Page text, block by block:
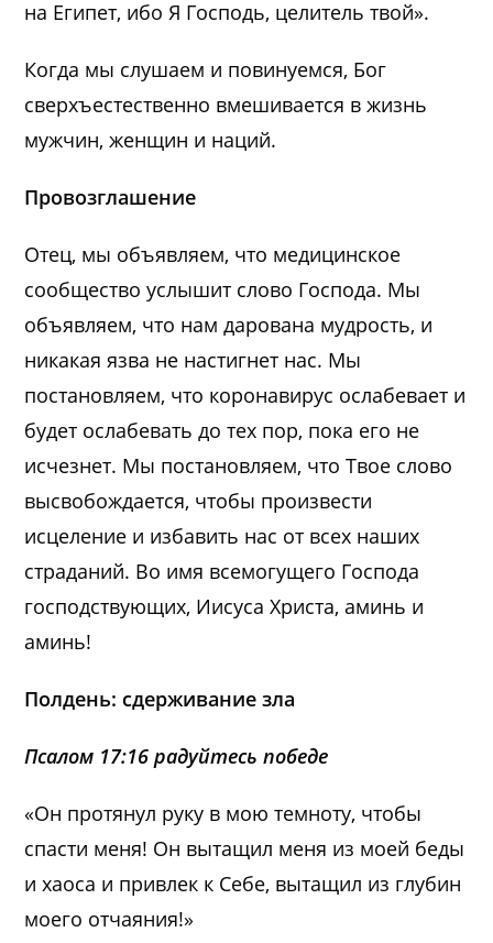
на Египет, ибо Я Господь, целитель твой».
Когда мы слушаем и повинуемся, Бог
сверхъестественно вмешивается в жизнь
мужчин, женщин и наций.
Провозглашение
Отец, мы объявляем, что медицинское
сообщество услышит слово Господа. Мы
объявляем, что нам дарована мудрость, и
никакая язва не настигнет нас. Мы
постановляем, что коронавирус ослабевает и
будет ослабевать до тех пор, пока его не
исчезнет. Мы постановляем, что Твое слово
высвобождается, чтобы произвести
исцеление и избавить нас от всех наших
страданий. Во имя всемогущего Господа
господствующих, Иисуса Христа, аминь и
аминь!
Полдень: сдерживание зла
Псалом 17:16 радуйтесь победе
«Он протянул руку в мою темноту, чтобы
спасти меня! Он вытащил меня из моей беды
и хаоса и привлек к Себе, вытащил из глубин
моего отчаяния!»